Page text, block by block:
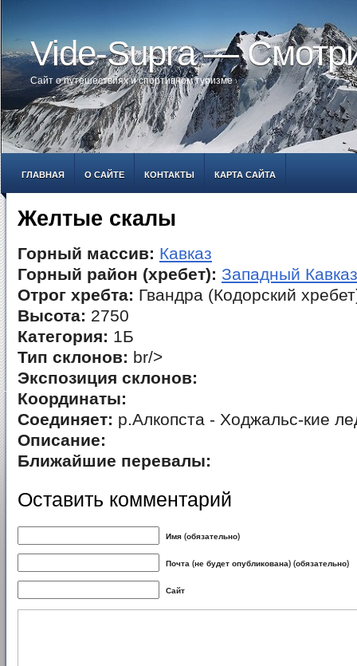
Vide-Supra —
Сайт о путешествиях и спортивном туризме
ГЛАВНАЯ О САЙТЕ КОНТАКТЫ КАРТА САЙТА
Желтые скалы
Горный массив: Кавказ
Горный район (хребет): Западный Кавказ
Отрог хребта: Гвандра (Кодорский
Высота: 2750
Категория: 1Б
Тип склонов: br/>
Экспозиция склонов:
Координаты:
Соединяет: р.Алкопста - Ходжальс-кие
Описание:
Ближайшие перевалы:
Оставить комментарий
Имя (обязательно)
Почта (не будет опубликована) (обязательно)
Сайт